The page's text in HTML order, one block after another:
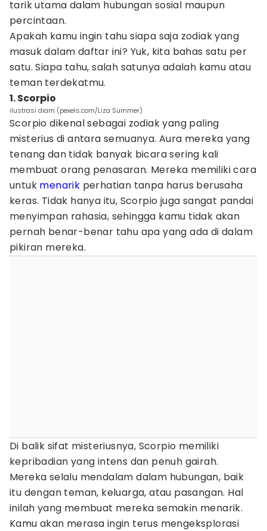
tarik utama dalam hubungan sosial maupun
percintaan.
Apakah kamu ingin tahu siapa saja zodiak yang
masuk dalam daftar ini? Yuk, kita bahas satu per
satu. Siapa tahu, salah satunya adalah kamu atau
teman terdekatmu.
1. Scorpio
ilustrasi diam (pexels.com/Liza Summer)
Scorpio dikenal sebagai zodiak yang paling
misterius di antara semuanya. Aura mereka yang
tenang dan tidak banyak bicara sering kali
membuat orang penasaran. Mereka memiliki cara
untuk menarik perhatian tanpa harus berusaha
keras. Tidak hanya itu, Scorpio juga sangat pandai
menyimpan rahasia, sehingga kamu tidak akan
pernah benar-benar tahu apa yang ada di dalam
pikiran mereka.
Di balik sifat misteriusnya, Scorpio memiliki
kepribadian yang intens dan penuh gairah.
Mereka selalu mendalam dalam hubungan, baik
itu dengan teman, keluarga, atau pasangan. Hal
inilah yang membuat mereka semakin menarik.
Kamu akan merasa ingin terus mengeksplorasi